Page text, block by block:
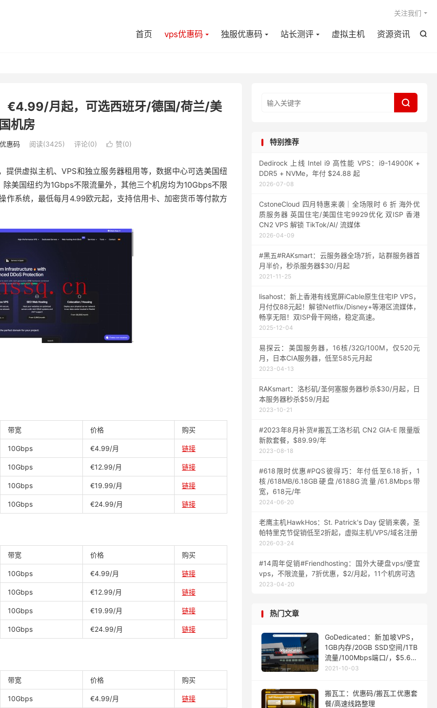

首页 vps优惠码 独服优惠码 站长测评 虚拟主机 资源资讯
关注我们
€4.99/月起，可选西班牙/德国/荷兰/美
国机房
惠码 阅读(3425) 评论(0)  赞(0)
提供虚拟主机、VPS和独立服务器租用等，数据中心可选美国纽
美国纽约为1Gbps不限流量外，其他三个机房均为10Gbps不限
系统，最低每月4.99欧元起，支持信用卡、加密货币等付款方
带宽 价格 购买
10Gbps €4.99/月 链接
10Gbps €12.99/月 链接
10Gbps €19.99/月 链接
10Gbps €24.99/月 链接
带宽 价格 购买
10Gbps €4.99/月 链接
10Gbps €12.99/月 链接
10Gbps €19.99/月 链接
10Gbps €24.99/月 链接
带宽 价格 购买
10Gbps €4.99/月 链接

特别推荐
Dedirock 上线 Intel i9 高性能 VPS：i9-14900K +
DDR5 + NVMe，年付 $24.88 起
2026-07-08
CstoneCloud 四月特惠来袭｜全场限时 6 折 海外优
质服务器 英国住宅/美国住宅9929优化 双ISP 香港
CN2 VPS 解锁 TikTok/AI/ 流媒体
2026-04-09
#黑五#RAKsmart：云服务器全场7折，站群服务器首
月半价，秒杀服务器$30/月起
2021-11-25
lisahost：新上香港有线宽屏iCable原生住宅IP VPS，
月付仅88元起！解锁Netflix/Disney+等港区流媒体，
畅享无阻！双ISP骨干网络，稳定高速。
2025-12-04
易探云：美国服务器，16核/32G/100M，仅520元
月，日本CIA服务器，低至585元月起
2023-04-13
RAKsmart：洛杉矶/圣何塞服务器秒杀$30/月起，日
本服务器秒杀$59/月起
2023-10-21
#2023年8月补货#搬瓦工洛杉矶 CN2 GIA-E 限量版
新款套餐，$89.99/年
2023-08-18
#618限时优惠#PQS彼得巧：年付低至6.18折，1
核/618MB/6.18GB硬盘/6188G流量/61.8Mbps带
宽，618元/年
2024-06-20
老鹰主机HawkHos：St. Patrick's Day 促销来袭，圣
帕特里克节促销低至2折起，虚拟主机/VPS/域名注册
2026-03-24
#14周年促销#Friendhosting：国外大硬盘vps/便宜
vps，不限流量，7折优惠，$2/月起，11个机房可选
2023-04-20
热门文章
GoDedicated：新加坡VPS，
1GB内存/20GB SSD空间/1TB
流量/100Mbps端口/，$5.63/
月起
2021-10-03
搬瓦工：优惠码/搬瓦工优惠套
餐/高速线路整理